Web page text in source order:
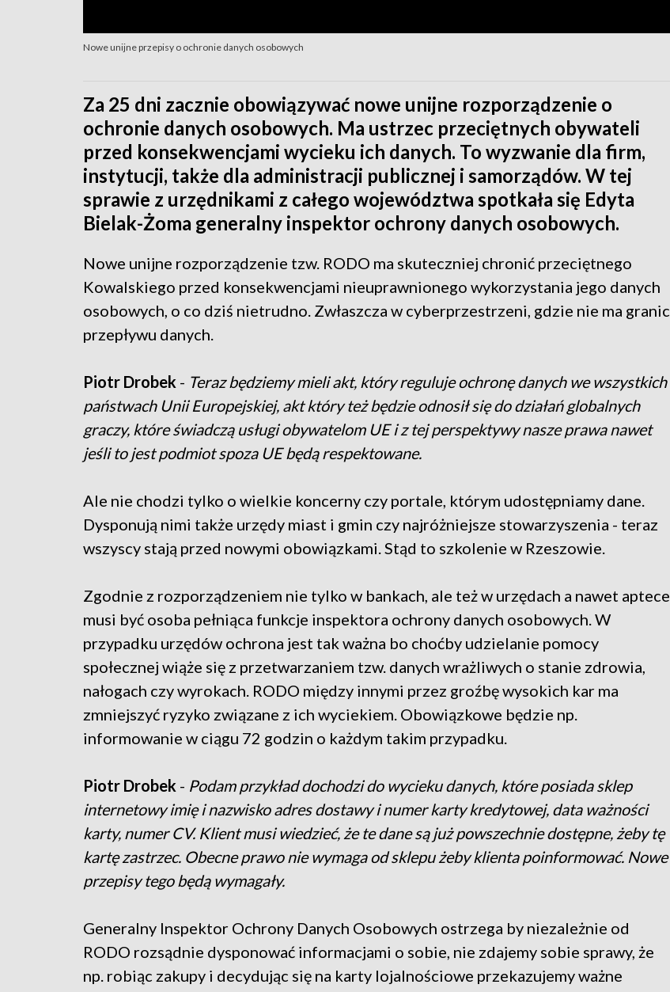
Nowe unijne przepisy o ochronie danych osobowych
Za 25 dni zacznie obowiązywać nowe unijne rozporządzenie o
ochronie danych osobowych. Ma ustrzec przeciętnych obywateli
przed konsekwencjami wycieku ich danych. To wyzwanie dla firm,
instytucji, także dla administracji publicznej i samorządów. W tej
sprawie z urzędnikami z całego województwa spotkała się Edyta
Bielak-Żoma generalny inspektor ochrony danych osobowych.
Nowe unijne rozporządzenie tzw. RODO ma skuteczniej chronić przeciętnego
Kowalskiego przed konsekwencjami nieuprawnionego wykorzystania jego danych
osobowych, o co dziś nietrudno. Zwłaszcza w cyberprzestrzeni, gdzie nie ma granic
przepływu danych.
Piotr Drobek - Teraz będziemy mieli akt, który reguluje ochronę danych we wszystkich
państwach Unii Europejskiej, akt który też będzie odnosił się do działań globalnych
graczy, które świadczą usługi obywatelom UE i z tej perspektywy nasze prawa nawet
jeśli to jest podmiot spoza UE będą respektowane.
Ale nie chodzi tylko o wielkie koncerny czy portale, którym udostępniamy dane.
Dysponują nimi także urzędy miast i gmin czy najróżniejsze stowarzyszenia - teraz
wszyscy stają przed nowymi obowiązkami. Stąd to szkolenie w Rzeszowie.
Zgodnie z rozporządzeniem nie tylko w bankach, ale też w urzędach a nawet aptece
musi być osoba pełniąca funkcje inspektora ochrony danych osobowych. W
przypadku urzędów ochrona jest tak ważna bo choćby udzielanie pomocy
społecznej wiąże się z przetwarzaniem tzw. danych wrażliwych o stanie zdrowia,
nałogach czy wyrokach. RODO między innymi przez groźbę wysokich kar ma
zmniejszyć ryzyko związane z ich wyciekiem. Obowiązkowe będzie np.
informowanie w ciągu 72 godzin o każdym takim przypadku.
Piotr Drobek - Podam przykład dochodzi do wycieku danych, które posiada sklep
internetowy imię i nazwisko adres dostawy i numer karty kredytowej, data ważności
karty, numer CV. Klient musi wiedzieć, że te dane są już powszechnie dostępne, żeby tę
kartę zastrzec. Obecne prawo nie wymaga od sklepu żeby klienta poinformować. Nowe
przepisy tego będą wymagały.
Generalny Inspektor Ochrony Danych Osobowych ostrzega by niezależnie od
RODO rozsądnie dysponować informacjami o sobie, nie zdajemy sobie sprawy, że
np. robiąc zakupy i decydując się na karty lojalnościowe przekazujemy ważne